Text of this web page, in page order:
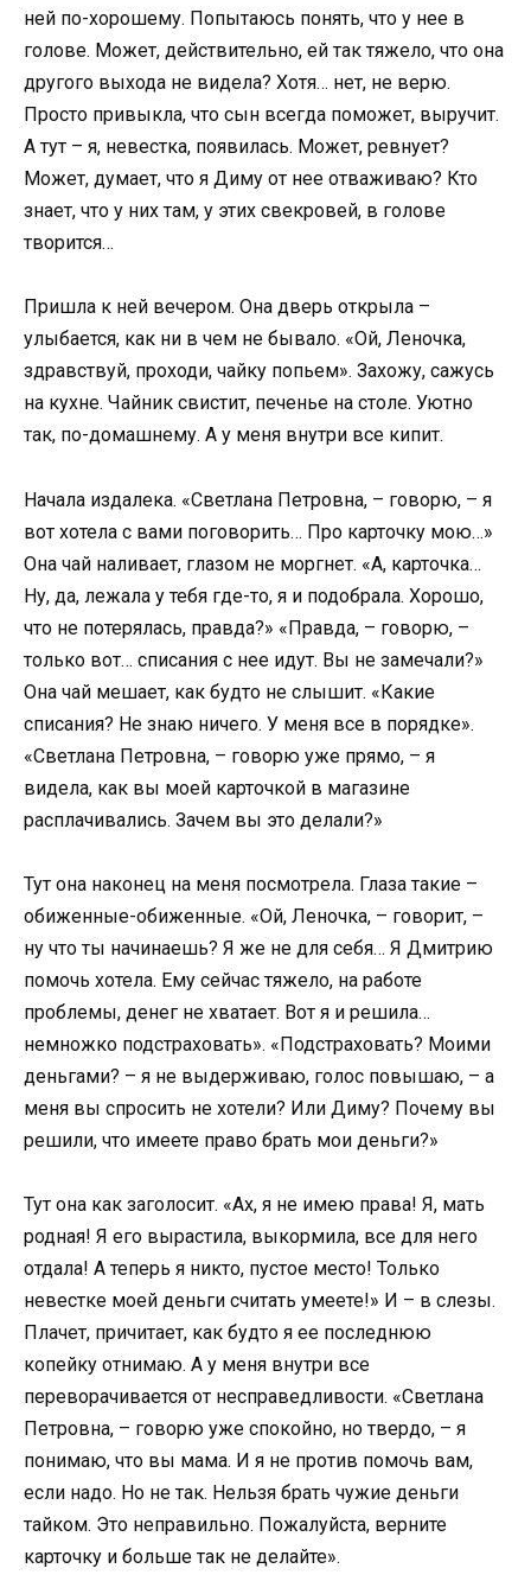
ней по-хорошему. Попытаюсь понять, что у нее в
голове. Может, действительно, ей так тяжело, что она
другого выхода не видела? Хотя… нет, не верю.
Просто привыкла, что сын всегда поможет, выручит.
А тут – я, невестка, появилась. Может, ревнует?
Может, думает, что я Диму от нее отваживаю? Кто
знает, что у них там, у этих свекровей, в голове
творится…
Пришла к ней вечером. Она дверь открыла –
улыбается, как ни в чем не бывало. «Ой, Леночка,
здравствуй, проходи, чайку попьем». Захожу, сажусь
на кухне. Чайник свистит, печенье на столе. Уютно
так, по-домашнему. А у меня внутри все кипит.
Начала издалека. «Светлана Петровна, – говорю, – я
вот хотела с вами поговорить… Про карточку мою…»
Она чай наливает, глазом не моргнет. «А, карточка…
Ну, да, лежала у тебя где-то, я и подобрала. Хорошо,
что не потерялась, правда?» «Правда, – говорю, –
только вот… списания с нее идут. Вы не замечали?»
Она чай мешает, как будто не слышит. «Какие
списания? Не знаю ничего. У меня все в порядке».
«Светлана Петровна, – говорю уже прямо, – я
видела, как вы моей карточкой в магазине
расплачивались. Зачем вы это делали?»
Тут она наконец на меня посмотрела. Глаза такие –
обиженные-обиженные. «Ой, Леночка, – говорит, –
ну что ты начинаешь? Я же не для себя… Я Дмитрию
помочь хотела. Ему сейчас тяжело, на работе
проблемы, денег не хватает. Вот я и решила…
немножко подстраховать». «Подстраховать? Моими
деньгами? – я не выдерживаю, голос повышаю, – а
меня вы спросить не хотели? Или Диму? Почему вы
решили, что имеете право брать мои деньги?»
Тут она как заголосит. «Ах, я не имею права! Я, мать
родная! Я его вырастила, выкормила, все для него
отдала! А теперь я никто, пустое место! Только
невестке моей деньги считать умеете!» И – в слезы.
Плачет, причитает, как будто я ее последнюю
копейку отнимаю. А у меня внутри все
переворачивается от несправедливости. «Светлана
Петровна, – говорю уже спокойно, но твердо, – я
понимаю, что вы мама. И я не против помочь вам,
если надо. Но не так. Нельзя брать чужие деньги
тайком. Это неправильно. Пожалуйста, верните
карточку и больше так не делайте».